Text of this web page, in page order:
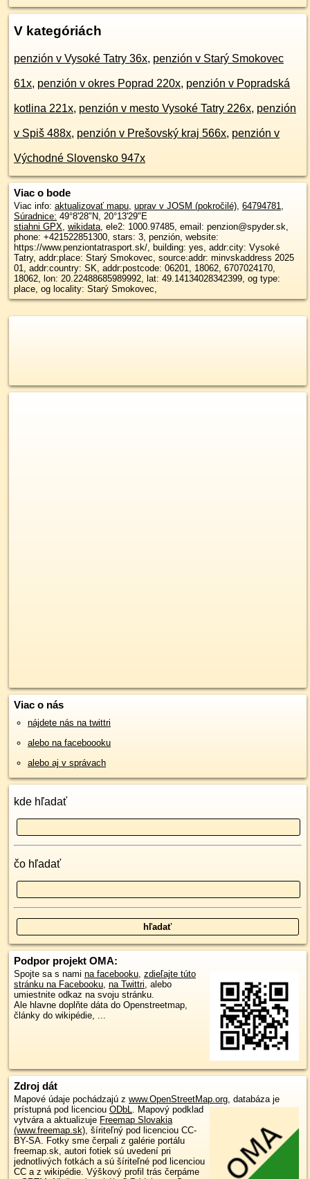
V kategóriách
penzión v Vysoké Tatry 36x, penzión v Starý Smokovec
61x, penzión v okres Poprad 220x, penzión v Popradská
kotlina 221x, penzión v mesto Vysoké Tatry 226x, penzión
v Spiš 488x, penzión v Prešovský kraj 566x, penzión v
Východné Slovensko 947x
Viac o bode
Viac info: aktualizovať mapu, uprav v JOSM (pokročilé), 64794781,
Súradnice: 49°8'28"N, 20°13'29"E
stiahni GPX, wikidata, ele2: 1000.97485, email: penzion@spyder.sk,
phone: +421522851300, stars: 3, penzión, website:
https://www.penziontatrasport.sk/, building: yes, addr:city: Vysoké
Tatry, addr:place: Starý Smokovec, source:addr: minvskaddress 2025
01, addr:country: SK, addr:postcode: 06201, 18062, 6707024170,
18062, lon: 20.22488685989992, lat: 49.14134028342399, og type:
place, og locality: Starý Smokovec,
Viac o nás
nájdete nás na twittri
alebo na faceboooku
alebo aj v správach
kde hľadať
čo hľadať
Podpor projekt OMA:
Spojte sa s nami na facebooku, zdieľajte túto
stránku na Facebooku, na Twittri, alebo
umiestnite odkaz na svoju stránku.
Ale hlavne doplňte dáta do Openstreetmap,
články do wikipédie, ...
Zdroj dát
Mapové údaje pochádzajú z www.OpenStreetMap.org , databáza je
prístupná pod licenciou ODbL
Mapový podklad
vytvára a aktualizuje Freemap Slovakia
(www.freemap.sk) , šíriteľný pod licenciou CC-
BY-SA. Fotky sme čerpali z galérie portálu
freemap.sk, autori fotiek sú uvedení pri
jednotlivých fotkách a sú šíriteľné pod licenciou
CC a z wikipédie. Výškový profil trás čerpáme